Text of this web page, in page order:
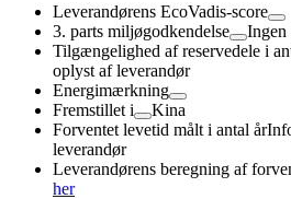
Leverandørens EcoVadis-score
3. parts miljøgodkendelse
Ingen
Tilgængelighed af reservedele i
oplyst af leverandør
Energimærkning
Fremstillet i
Kina
Forventet levetid målt i antal år
leverandør
Leverandørens beregning af
her